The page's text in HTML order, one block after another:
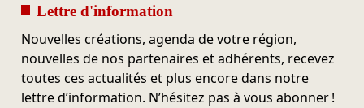
Lettre d'information
Nouvelles créations, agenda de votre région,
nouvelles de nos partenaires et adhérents, recevez
toutes ces actualités et plus encore dans notre
lettre d’information. N’hésitez pas à vous abonner !